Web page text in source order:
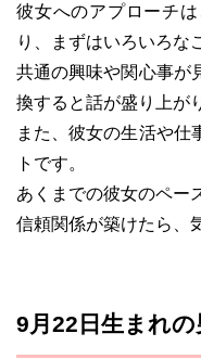
彼女へのアプローチ
り、まずはいろいろな
共通の興味や関心事が
換すると話が盛り上が
また、彼女の生活や仕
トです。
あくまでの彼女のペー
信頼関係が築けたら、
9月22日生まれ